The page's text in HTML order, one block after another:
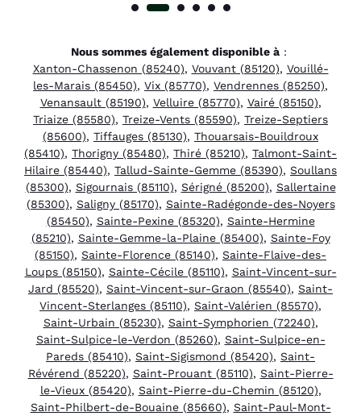
Nous sommes également disponible à:
Xanton-Chassenon (85240), Vouvant (85120), Vouillé-
les-Marais (85450), Vix (85770), Vendrennes (85250),
Venansault (85190), Velluire (85770), Vairé (85150),
Triaize (85580), Treize-Vents (85590), Treize-Septiers
(85600), Tiffauges (85130), Thouarsais-Bouildroux
(85410), Thorigny (85480), Thiré (85210), Talmont-Saint-
Hilaire (85440), Tallud-Sainte-Gemme (85390), Soullans
(85300), Sigournais (85110), Sérigné (85200), Sallertaine
(85300), Saligny (85170), Sainte-Radégonde-des-Noyers
(85450), Sainte-Pexine (85320), Sainte-Hermine
(85210), Sainte-Gemme-la-Plaine (85400), Sainte-Foy
(85150), Sainte-Florence (85140), Sainte-Flaive-des-
Loups (85150), Sainte-Cécile (85110), Saint-Vincent-sur-
Jard (85520), Saint-Vincent-sur-Graon (85540), Saint-
Vincent-Sterlanges (85110), Saint-Valérien (85570),
Saint-Urbain (85230), Saint-Symphorien (72240),
Saint-Sulpice-le-Verdon (85260), Saint-Sulpice-en-
Pareds (85410), Saint-Sigismond (85420), Saint-
Révérend (85220), Saint-Prouant (85110), Saint-Pierre-
le-Vieux (85420), Saint-Pierre-du-Chemin (85120),
Saint-Philbert-de-Bouaine (85660), Saint-Paul-Mont-